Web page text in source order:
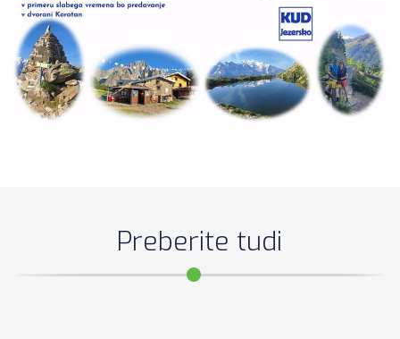
Preberite tudi